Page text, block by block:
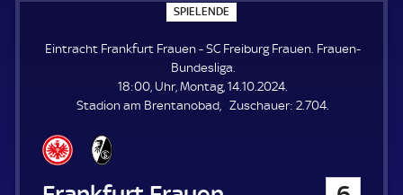
SPIELENDE
P
E
E
N
D
E
Eintracht Frankfurt Frauen - SC Freiburg Frauen. Frauen-
Bundesliga.
18:00, Uhr, Montag, 14.10.2024.
Stadion am Brentanobad
Zuschauer: Z
2.704.